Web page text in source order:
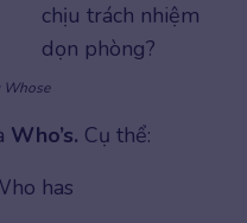
chịu trách nhiệm
dọn phòng?
Whose
Who’s. Cụ thể:
has